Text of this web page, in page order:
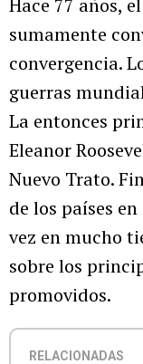
sumamente
convergencia.
guerras
La entonces
Eleanor
Nuevo Trato.
de los países
vez en mucho
sobre los
promovidos.
RELACIONADAS